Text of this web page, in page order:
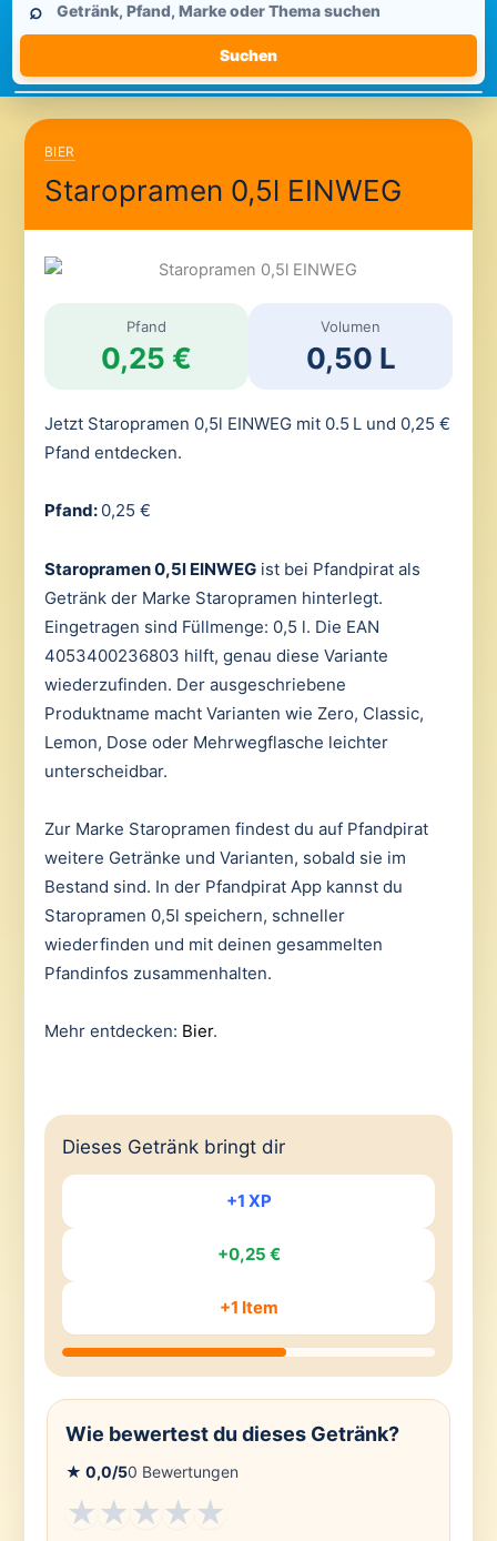
durchsuchen
⌕
Suchen
BIER
Staropramen 0,5l EINWEG
Pfand
0,25 €
Volumen
0,50 L
Jetzt Staropramen 0,5l EINWEG mit 0.5 L und 0,25 €
Pfand entdecken.
Pfand: 0,25 €
Staropramen 0,5l EINWEGist bei Pfandpirat als
Getränk der Marke Staropramen hinterlegt.
Eingetragen sind Füllmenge: 0,5 l. Die EAN
4053400236803 hilft, genau diese Variante
wiederzufinden. Der ausgeschriebene
Produktname macht Varianten wie Zero, Classic,
Lemon, Dose oder Mehrwegflasche leichter
unterscheidbar.
Zur Marke Staropramen findest du auf Pfandpirat
weitere Getränke und Varianten, sobald sie im
Bestand sind. In der Pfandpirat App kannst du
Staropramen 0,5l speichern, schneller
wiederfinden und mit deinen gesammelten
Pfandinfos zusammenhalten.
Mehr entdecken: Bier.
Dieses Getränk bringt dir
+1 XP
+0,25 €
+1 Item
Wie bewertest du dieses Getränk?
★ 0,0/50 Bewertungen
★★★★★